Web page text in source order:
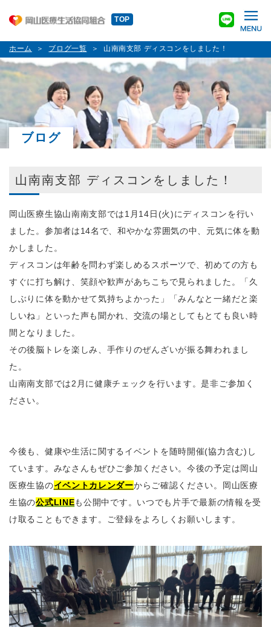
TOP
ホーム ブログ一覧 山南南支部 ディスコンをしました！
ブログ
山南南支部 ディスコンをしました！
岡山医療生協山南南支部では1月14日(火)にディスコンを行い
ました。参加者は14名で、和やかな雰囲気の中、元気に体を動
かしました。
ディスコンは年齢を問わず楽しめるスポーツで、初めての方も
すぐに打ち解け、笑顔や歓声があちこちで見られました。「久
しぶりに体を動かせて気持ちよかった」「みんなと一緒だと楽
しいね」といった声も聞かれ、交流の場としてもとても良い時
間となりました。
その後脳トレを楽しみ、手作りのぜんざいが振る舞われまし
た。
山南南支部では2月に健康チェックを行います。是非ご参加く
ださい。
今後も、健康や生活に関するイベントを随時開催(協力含む)し
ています。みなさんもぜひご参加ください。今後の予定は岡山
医療生協のイベントカレンダーからご確認ください。岡山医療
生協の公式LINEも公開中です。いつでも片手で最新の情報を受
け取ることもできます。ご登録をよろしくお願いします。